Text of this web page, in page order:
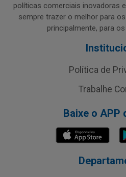
políticas comerciais inovadoras
sempre trazer o melhor para
principalmente, para
Política de
Trabalhe
Baixe o APP